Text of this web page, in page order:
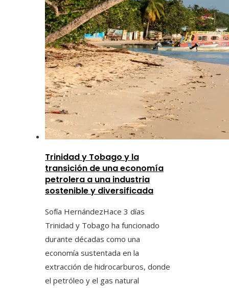
Trinidad y Tobago y la
transición de una economía
petrolera a una industria
sostenible y diversificada
Sofía HernándezHace 3 días
Trinidad y Tobago ha funcionado
durante décadas como una
economía sustentada en la
extracción de hidrocarburos, donde
el petróleo y el gas natural